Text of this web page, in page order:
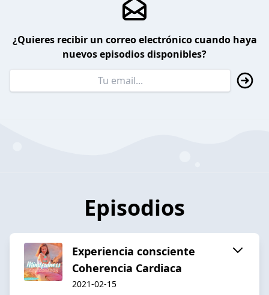
¿Quieres recibir un correo electrónico cuando haya
nuevos episodios disponibles?
Episodios
Experiencia consciente
Coherencia Cardiaca
2021-02-15